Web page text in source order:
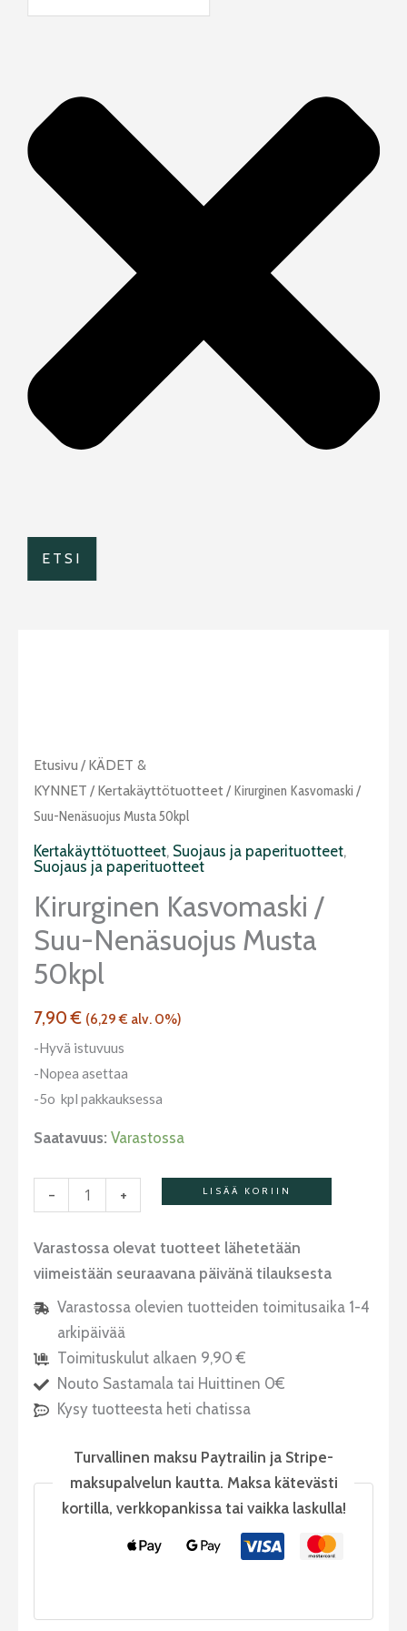
Etusivu / KÄDET &
KYNNET / Kertakäyttötuotteet/ Kirurginen Kasvomaski /
Suu-Nenäsuojus Musta 50kpl
Kertakäyttötuotteet, Suojaus ja paperituotteet,
Suojaus ja paperituotteet
Kirurginen Kasvomaski /
Suu-Nenäsuojus Musta
50kpl
7,90€ (6,29€ alv. 0%)
-Hyvä istuvuus
-Nopea asettaa
-5o kpl pakkauksessa
Saatavuus: Varastossa
-
Kirurginen
kasvomaski
/
suu-
nenäsuojus
Musta
50kpl
määrä
+ LISÄÄ KORIIN
Varastossa olevat tuotteet lähetetään
viimeistään seuraavana päivänä tilauksesta
Varastossa olevien tuotteiden toimitusaika 1-4
arkipäivää
Toimituskulut alkaen 9,90 €
Nouto Sastamala tai Huittinen 0€
Kysy tuotteesta heti chatissa
Turvallinen maksu Paytrailin ja Stripe-
maksupalvelun kautta. Maksa kätevästi
kortilla, verkkopankissa tai vaikka laskulla!
ETSI